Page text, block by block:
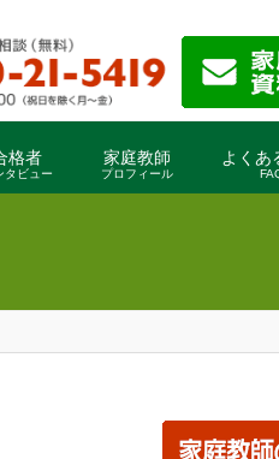
格者
タビュー
家庭教師
プロフィール
よくあ